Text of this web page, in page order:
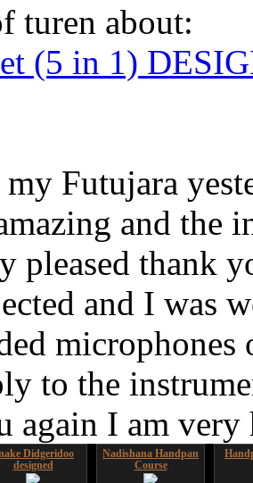
turen about:
(5 in 1)
Futujara
and the
pleased thank
and I was
to the
again I am
Didgeridoo
designed
Nadishana Handpan
Course